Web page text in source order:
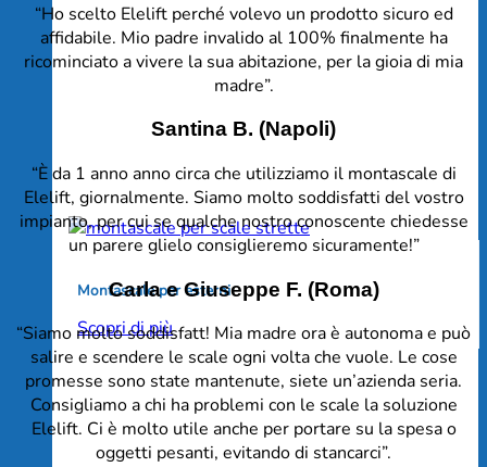
Montascale per esterni
Scopri di più
“Ho scelto Elelift perché volevo un prodotto sicuro ed
affidabile. Mio padre invalido al 100% finalmente ha
ricominciato a vivere la sua abitazione, per la gioia di mia
madre”.
Santina B. (Napoli)
“È da 1 anno anno circa che utilizziamo il montascale di
Elelift, giornalmente. Siamo molto soddisfatti del vostro
impianto, per cui se qualche nostro conoscente chiedesse
un parere glielo consiglieremo sicuramente!”
Carla e Giuseppe F. (Roma)
“Siamo molto soddisfatt! Mia madre ora è autonoma e può
salire e scendere le scale ogni volta che vuole. Le cose
promesse sono state mantenute, siete un’azienda seria.
Consigliamo a chi ha problemi con le scale la soluzione
Elelift. Ci è molto utile anche per portare su la spesa o
oggetti pesanti, evitando di stancarci”.